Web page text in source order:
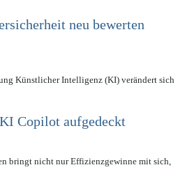
neu bewerten
Künstlicher Intelligenz (KI) verändert sich
Copilot aufgedeckt
bringt nicht nur Effizienzgewinne mit sich,